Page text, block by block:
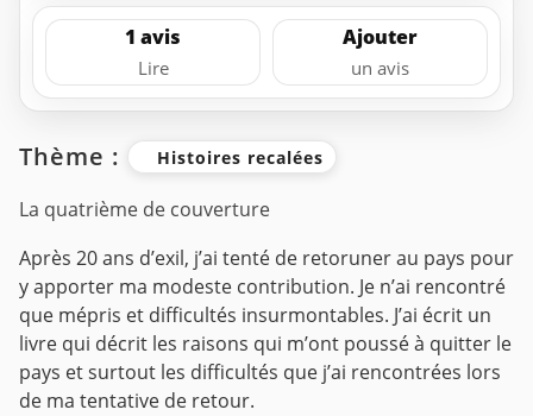
1 avis
Lire
Ajouter
un avis
Thème : Histoires recalées
La quatrième de couverture
Après 20 ans d’exil, j’ai tenté de retoruner au pays pour
y apporter ma modeste contribution. Je n’ai rencontré
que mépris et difficultés insurmontables. J’ai écrit un
livre qui décrit les raisons qui m’ont poussé à quitter le
pays et surtout les difficultés que j’ai rencontrées lors
de ma tentative de retour.